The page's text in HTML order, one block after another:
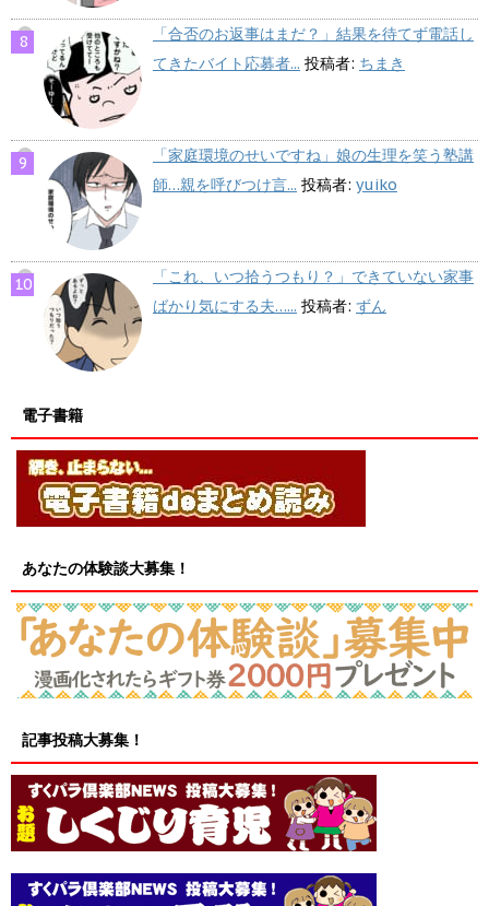
「合否のお返事はまだ？」結果を待てず電話し
てきたバイト応募者... 投稿者: ちまき
「家庭環境のせいですね」娘の生理を笑う塾講
師…親を呼びつけ言... 投稿者: yuiko
「これ、いつ拾うつもり？」できていない家事
ばかり気にする夫…... 投稿者: ずん
電子書籍
あなたの体験談大募集！
記事投稿大募集！